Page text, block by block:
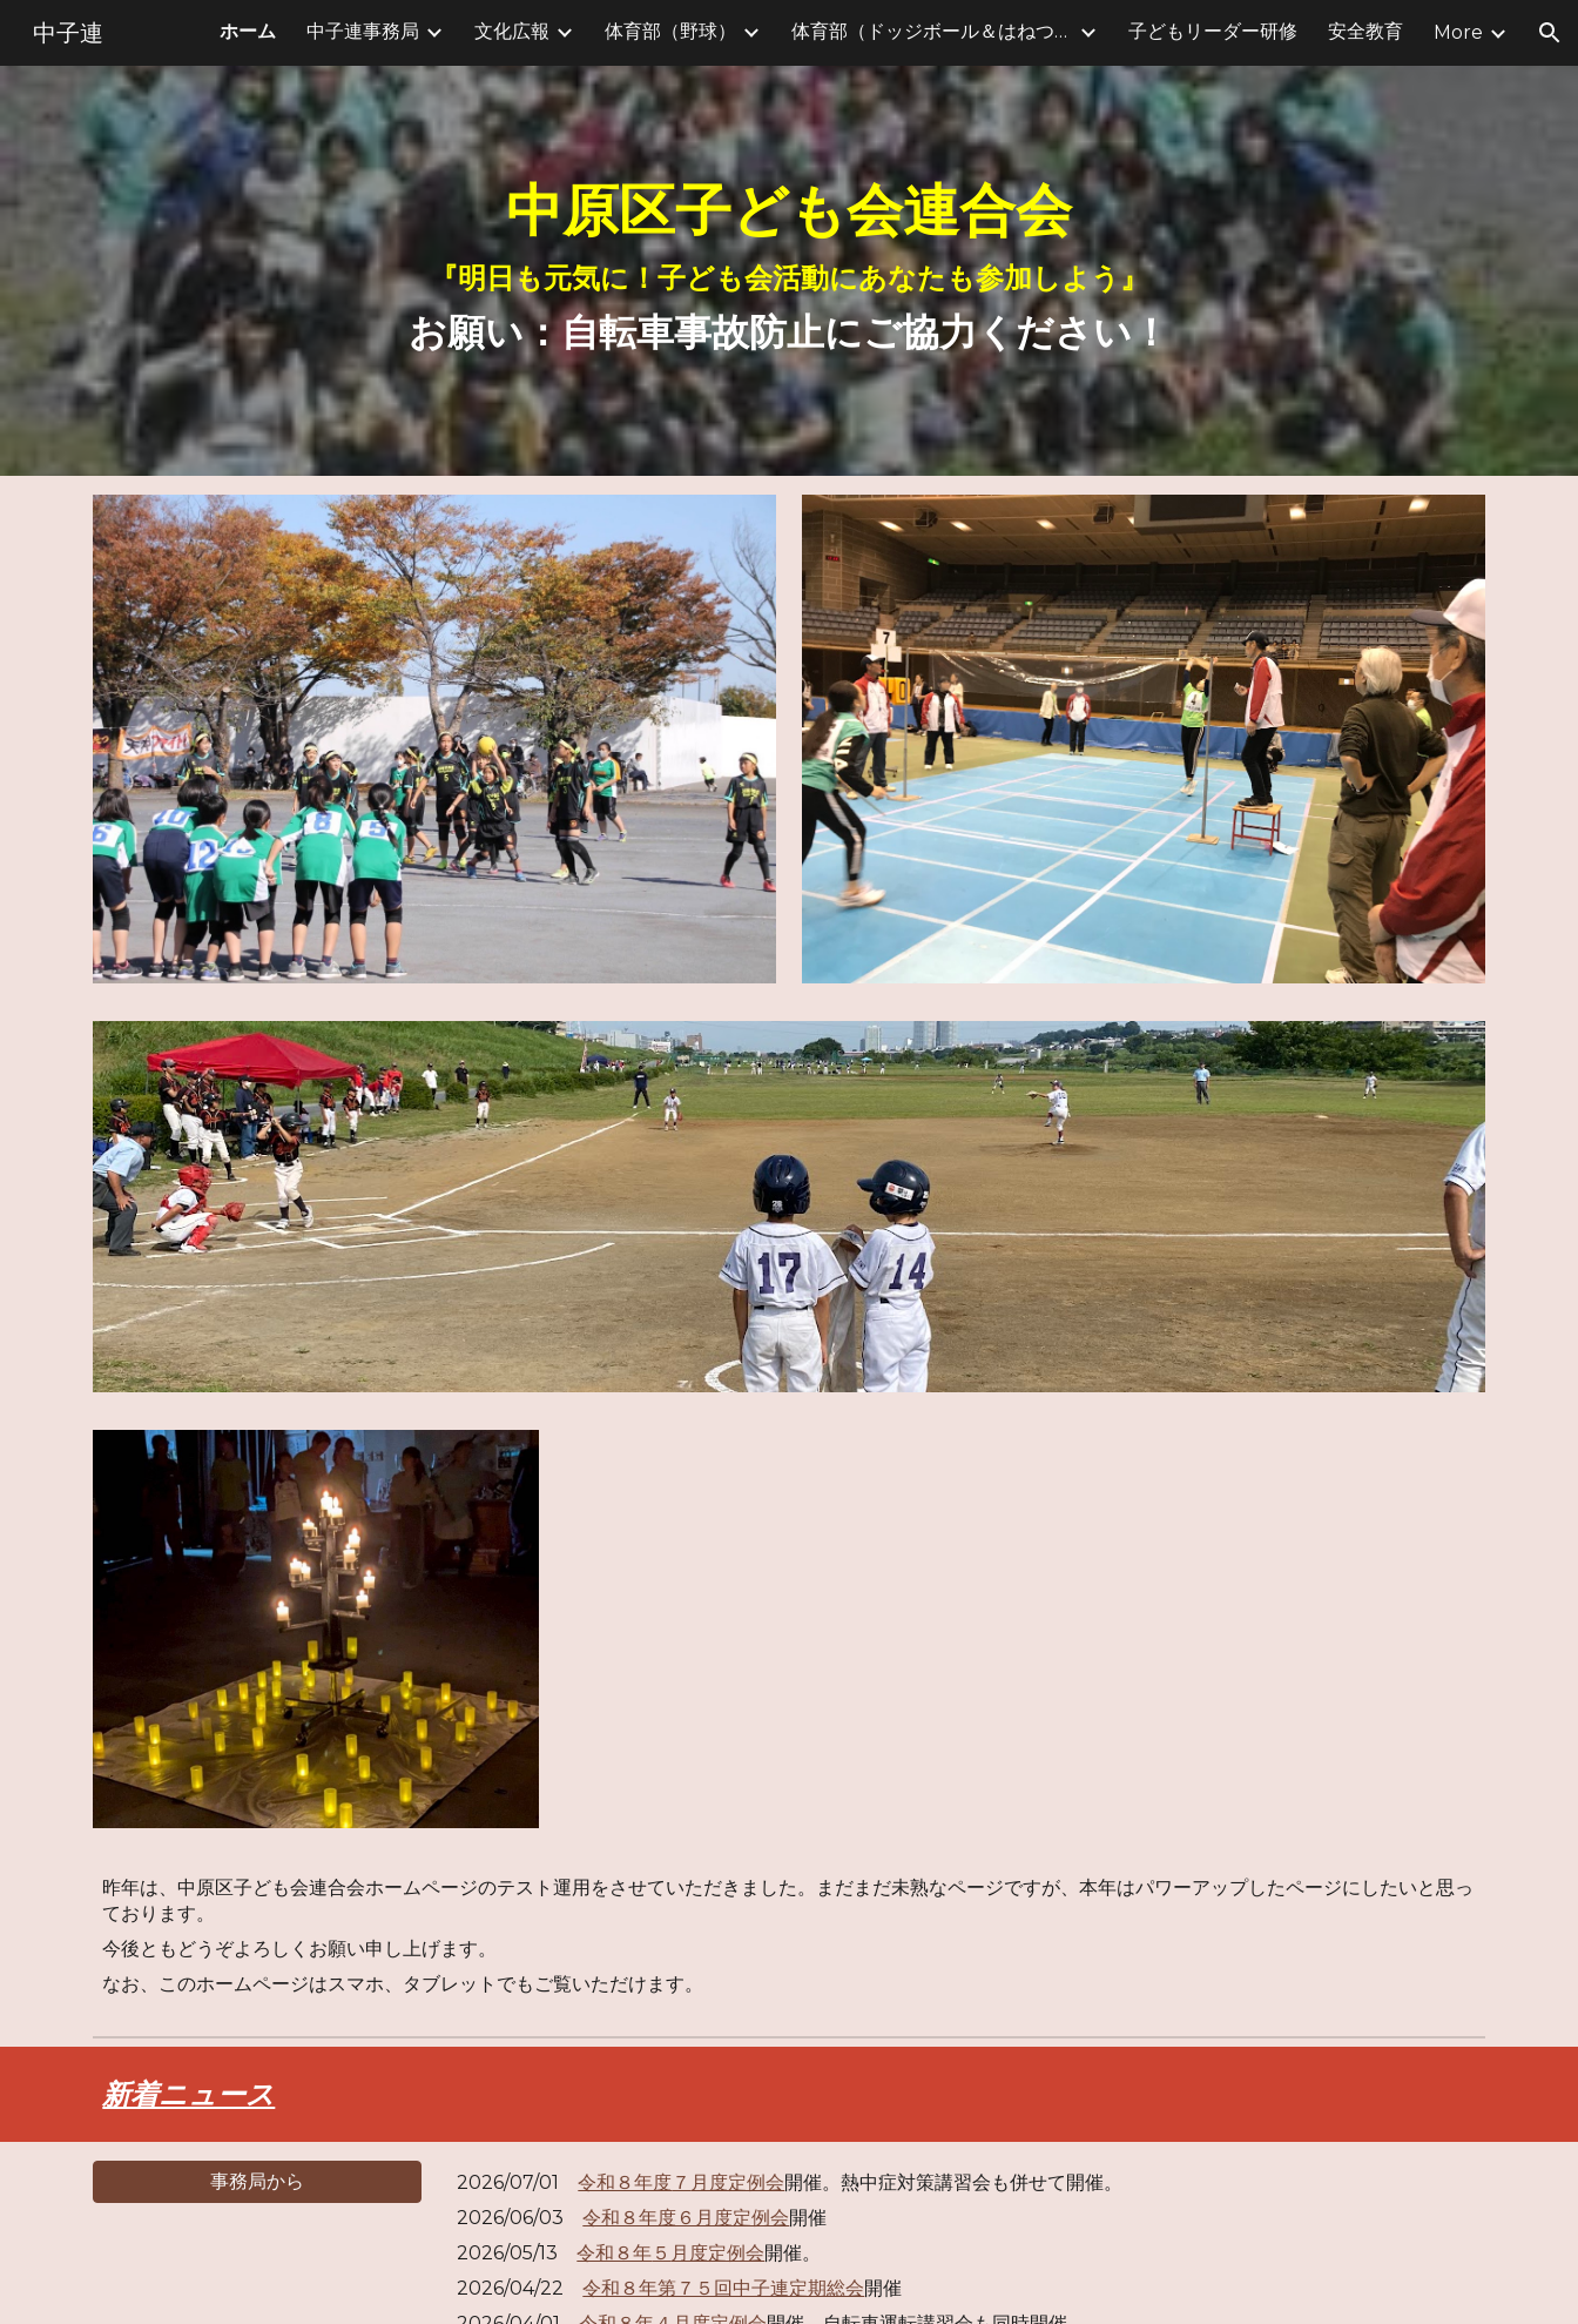
Skip to main content Skip to navigation
中子連 ホーム 中子連事務局 文化広報 体育部（野球） 体育部（ドッジボール＆はねつき） 子どもリーダー研修 安全教育 More
中原区子ども会連合会
『明日も元気に！子ども会活動にあなたも参加しよう』
お願い：自転車事故防止にご協力ください！
昨年は、中原区子ども会連合会ホームページのテスト運用をさせていただきました。まだまだ未熟なページですが、本年はパワーアップしたページにしたいと思っ
ております。
今後ともどうぞよろしくお願い申し上げます。
なお、このホームページはスマホ、タブレットでもご覧いただけます。
新着ニュース
事務局から 2026/07/01令和８年度 ７ 月度定例会開催。熱中症対策講習会も併せて開催。
2026/06/03令和８年度６月度定例会開催
2026/05/13令和８年 ５ 月度定例会開催。
2026/04/22令和８年第７５回中子連定期総会開催